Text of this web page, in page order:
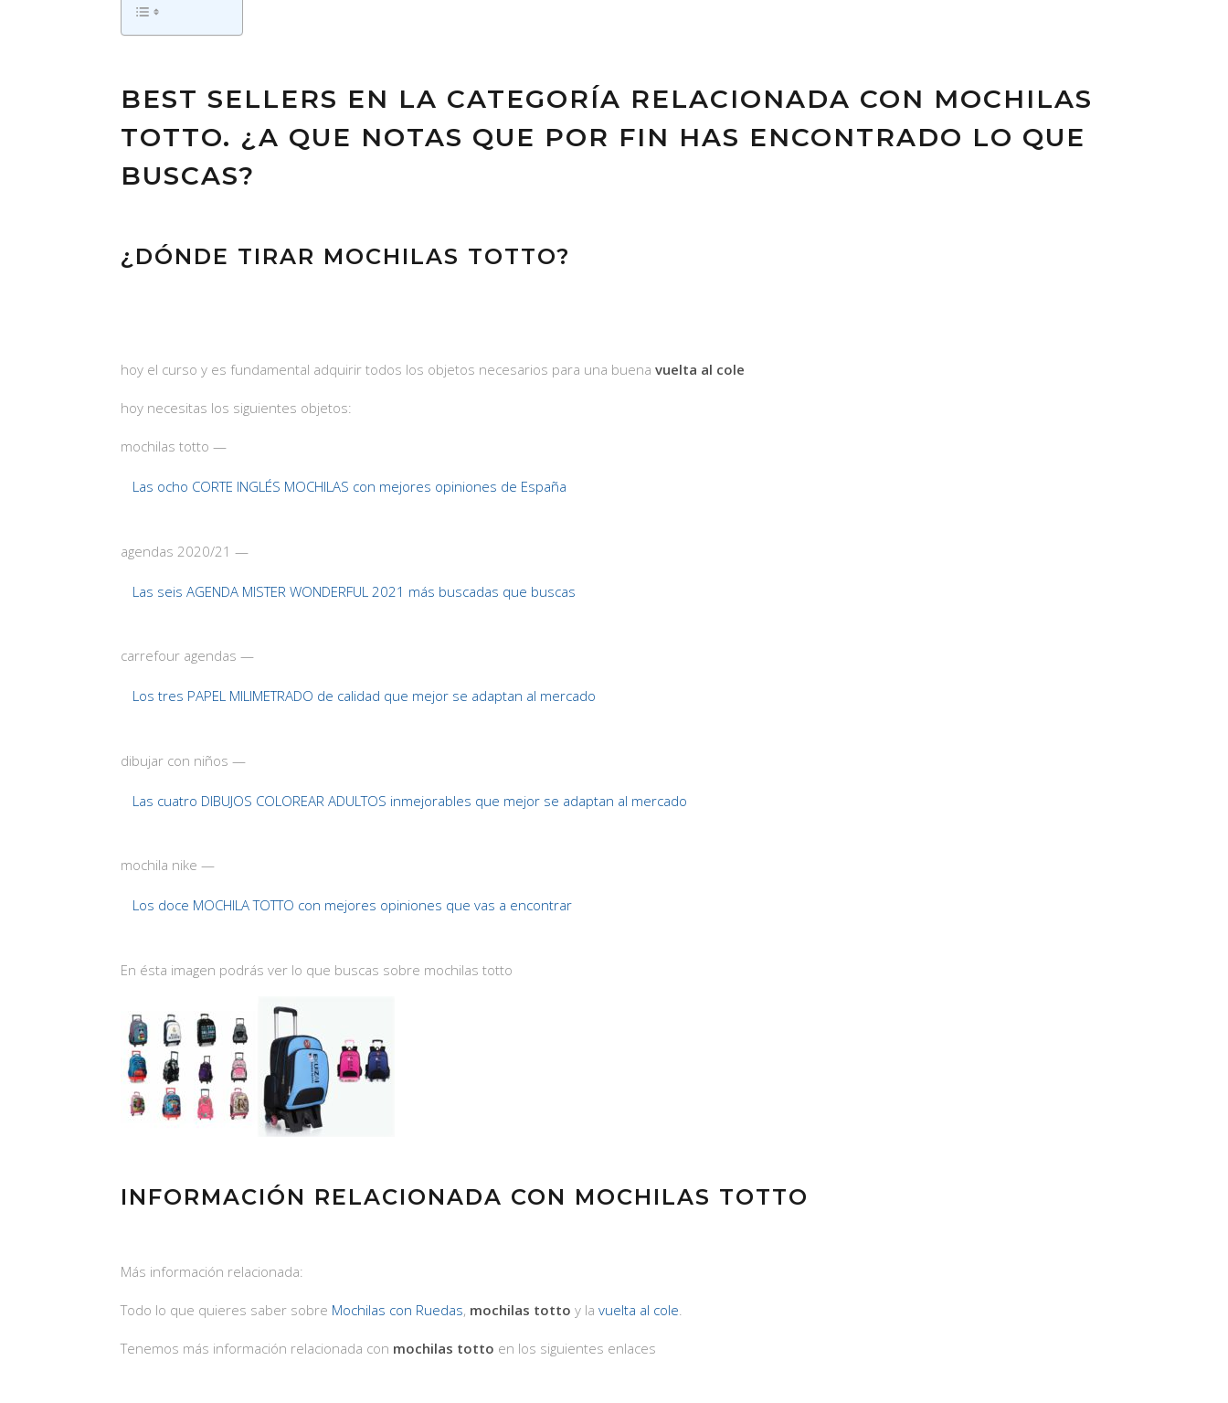
BEST SELLERS EN LA CATEGORÍA RELACIONADA CON MOCHILAS
TOTTO. ¿A QUE NOTAS QUE POR FIN HAS ENCONTRADO LO QUE
BUSCAS?
¿DÓNDE TIRAR MOCHILAS TOTTO?
hoy el curso y es fundamental adquirir todos los objetos necesarios para una buena vuelta al cole
hoy necesitas los siguientes objetos:
mochilas totto —
Las ocho CORTE INGLÉS MOCHILAS con mejores opiniones de España
agendas 2020/21 —
Las seis AGENDA MISTER WONDERFUL 2021 más buscadas que buscas
carrefour agendas —
Los tres PAPEL MILIMETRADO de calidad que mejor se adaptan al mercado
dibujar con niños —
Las cuatro DIBUJOS COLOREAR ADULTOS inmejorables que mejor se adaptan al mercado
mochila nike —
Los doce MOCHILA TOTTO con mejores opiniones que vas a encontrar
En ésta imagen podrás ver lo que buscas sobre mochilas totto
INFORMACIÓN RELACIONADA CON MOCHILAS TOTTO
Más información relacionada:
Todo lo que quieres saber sobre Mochilas con Ruedas, mochilas totto y la vuelta al cole
Tenemos más información relacionada con mochilas totto en los siguientes enlaces